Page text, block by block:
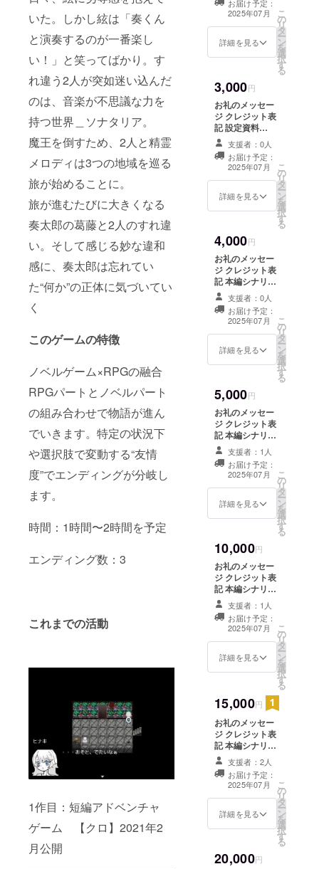
いた。しかし絃は「奏くん
と演奏するのが一番楽し
い！」と笑ってばかり。す
れ違う2人が突如迷い込んだ
のは、音楽が不思議な力を
持つ世界＿ソナタリア。
魔王を倒すため、2人と精霊
メロディは3つの地域を巡る
旅が始めることに。
旅が進むたびに大きくなる
奏太郎の葛藤と2人のすれ違
い。そして感じる妙な違和
感に、奏太郎は忘れてい
た“何か”の正体に気づいてい
く
このゲームの特徴
ノベルゲーム×RPGの融合
RPGパートとノベルパート
の組み合わせで物語が進ん
でいきます。特定の状況下
や選択肢で変動する“友情
度”でエンディングが分岐し
ます。
時間：1時間〜2時間を予定
エンディング数：3
これまでの活動
1作目：短編アドベンチャ
ゲーム 【クロ】2021年2
月公開
お届け予定：
2025年07月
詳細を見る
こ
の
リ
タ
ー
ン
を
選
択
す
る
3,000円
お礼のメッセー
ジ クレジット表
記 設定資料
（PDF）
支援者：0人
お届け予定：
2025年07月
詳細を見る
こ
の
リ
タ
ー
ン
を
選
択
す
る
4,000円
お礼のメッセー
ジ クレジット表
記 本編シナリオ
ブック（PDF）
設定資料
（PDF）
支援者：0人
お届け予定：
2025年07月
詳細を見る
こ
の
リ
タ
ー
ン
を
選
択
す
る
5,000円
お礼のメッセー
ジ クレジット表
記 本編シナリオ
ブック（PDF・
冊子） 設定資料
（PDF冊子）
支援者：1人
お届け予定：
2025年07月
詳細を見る
こ
の
リ
タ
ー
ン
を
選
択
す
る
10,000円
お礼のメッセー
ジ クレジット表
記 本編シナリオ
ブック（PDF）
設定資料
（PDF） 番外編
小説40P
（PDF） 先行プ
レイ権
支援者：1人
お届け予定：
2025年07月
詳細を見る
こ
の
リ
タ
ー
ン
を
選
択
す
る
15,000円
お礼のメッセー
ジ クレジット表
記 本編シナリオ
ブック（PDF・
冊子） 設定資料
（PDF・冊子）
番外編小説40P
（PDF・冊子）
アクスタンド1種
支援者：2人
お届け予定：
2025年07月
詳細を見る
こ
の
リ
タ
ー
ン
を
選
択
す
る
20,000円